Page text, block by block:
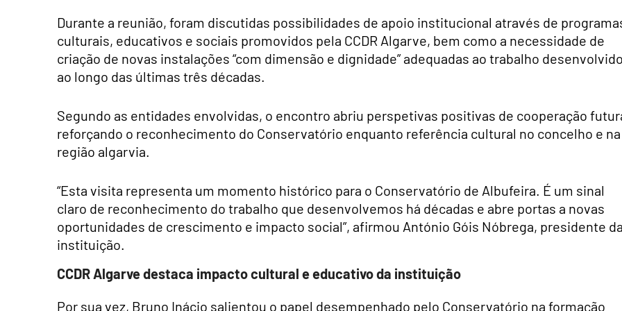
Durante a reunião, foram discutidas possibilidades de apoio institucional através de
culturais, educativos e sociais promovidos pela CCDR Algarve, bem como a necessidade de
criação de novas instalações “com dimensão e dignidade” adequadas ao trabalho desenvolvido
ao longo das últimas três décadas.
Segundo as entidades envolvidas, o encontro abriu perspetivas positivas de cooperação
reforçando o reconhecimento do Conservatório enquanto referência cultural no concelho e na
região algarvia.
“Esta visita representa um momento histórico para o Conservatório de Albufeira. É um sinal
claro de reconhecimento do trabalho que desenvolvemos há décadas e abre portas a novas
oportunidades de crescimento e impacto social”, afirmou António Góis Nóbrega, presidente da
instituição.
CCDR Algarve destaca impacto cultural e educativo da instituição
Por sua vez, Bruno Inácio salientou o papel desempenhado pelo Conservatório na formação